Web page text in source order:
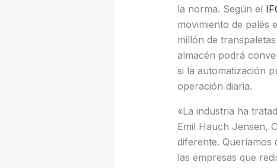
la norma. Según el
movimiento de palés
millón de
almacén podrá
si la automatización
operación diaria.
«La industria ha
Emil Hauch Jensen,
diferente.
las empresas que